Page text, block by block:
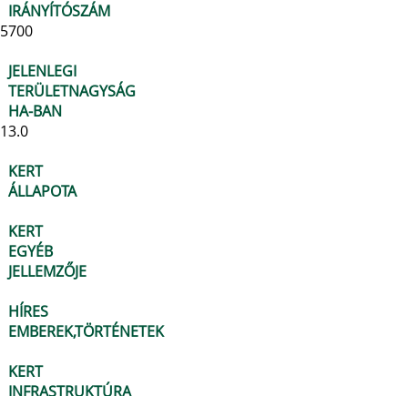
IRÁNYÍTÓSZÁM
5700
JELENLEGI
TERÜLETNAGYSÁG
HA-BAN
13.0
KERT
ÁLLAPOTA
KERT
EGYÉB
JELLEMZŐJE
HÍRES
EMBEREK,TÖRTÉNETEK
KERT
INFRASTRUKTÚRA